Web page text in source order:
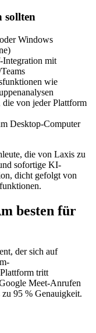
sollten
Windows
Integration mit
wie
die von jeder Plattform
Desktop-Computer
die von Laxis zu
sofortige KI-
dicht gefolgt von
besten für
der sich auf
tritt
Meet-Anrufen
95 % Genauigkeit.